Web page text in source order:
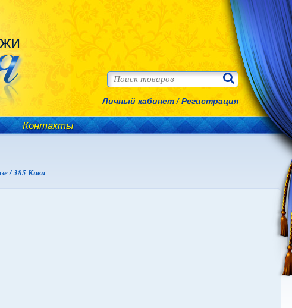
Личный кабинет/Регистрация
Контакты
/385 Киви